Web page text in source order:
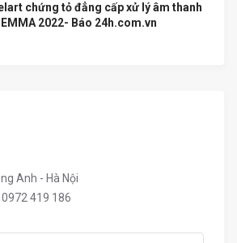
chứng tỏ đẳng cấp xử lý âm thanh
2022- Báo 24h.com.vn
Anh - Hà Nội
419 186